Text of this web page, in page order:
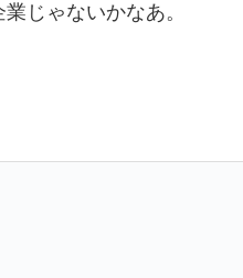
じゃないかなあ。